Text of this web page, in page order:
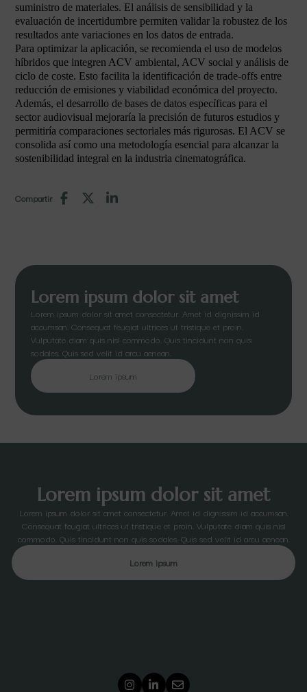
suministro de materiales. El análisis de sensibilidad y la
evaluación de incertidumbre permiten validar la robustez de los
resultados ante variaciones en los datos de entrada.
Para optimizar la aplicación, se recomienda el uso de modelos
híbridos que integren ACV ambiental, ACV social y análisis de
ciclo de coste. Esto facilita la identificación de trade-offs entre
reducción de emisiones y viabilidad económica del proyecto.
Además, el desarrollo de bases de datos específicas para el
sector audiovisual mejoraría la precisión de futuros estudios y
permitiría comparaciones sectoriales más rigurosas. El ACV se
consolida así como una metodología esencial para alcanzar la
sostenibilidad integral en la industria cinematográfica.
Compartir
Lorem ipsum dolor sit amet
Lorem ipsum dolor sit amet consectetur. Amet id dignissim id
accumsan. Consequat feugiat ultrices ut tristique et proin.
Vulputate diam quis nisl commodo. Quis tincidunt non quis
sodales. Quis sed velit id arcu aenean.
Lorem ipsum
Lorem ipsum dolor sit amet
Lorem ipsum dolor sit amet consectetur. Amet id dignissim id accumsan.
Consequat feugiat ultrices ut tristique et proin. Vulputate diam quis nisl
commodo. Quis tincidunt non quis sodales. Quis sed velit id arcu aenean.
Lorem ipsum